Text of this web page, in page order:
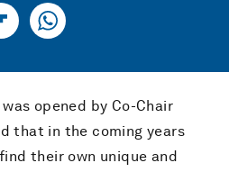
opened by Co-Chair
that in the coming years
their own unique and